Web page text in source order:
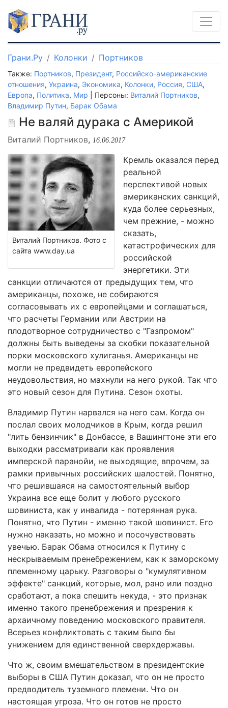
Грани.Ру Колонки Портников
Также: Портников, Президент, Российско-американские
отношения, Украина, Экономика, Колонки, Россия, США,
Европа, Политика, Мир | Персоны: Виталий Портников,
Владимир Путин, Барак Обама
Не валяй дурака с Америкой
Виталий Портников, 16.06.2017
Виталий Портников. Фото с
сайта www.day.ua
Кремль оказался перед
реальной
перспективой новых
американских санкций,
куда более серьезных,
чем прежние, - можно
сказать,
катастрофических для
российской
энергетики. Эти
санкции отличаются от предыдущих тем, что
американцы, похоже, не собираются
согласовывать их с европейцами и соглашаться,
что расчеты Германии или Австрии на
плодотворное сотрудничество с "Газпромом"
должны быть выведены за скобки показательной
порки московского хулиганья. Американцы не
могли не предвидеть европейского
неудовольствия, но махнули на него рукой. Так что
это новый сезон для Путина. Сезон охоты.
Владимир Путин нарвался на него сам. Когда он
послал своих молодчиков в Крым, когда решил
"лить бензинчик" в Донбассе, в Вашингтоне эти его
выходки рассматривали как проявления
имперской паранойи, не выходящие, впрочем, за
рамки привычных российских шалостей. Понятно,
что решившаяся на самостоятельный выбор
Украина все еще болит у любого русского
шовиниста, как у инвалида - потерянная рука.
Понятно, что Путин - именно такой шовинист. Его
нужно наказать, но можно и посочувствовать
увечью. Барак Обама относился к Путину с
нескрываемым пренебрежением, как к заморскому
племенному царьку. Разговоры о "кумулятивном
эффекте" санкций, которые, мол, рано или поздно
сработают, а пока спешить некуда, - это признак
именно такого пренебрежения и презрения к
архаичному поведению московского правителя.
Всерьез конфликтовать с таким было бы
унижением для единственной сверхдержавы.
Что ж, своим вмешательством в президентские
выборы в США Путин доказал, что он не просто
предводитель туземного племени. Что он
настоящая угроза. Что он готов не просто